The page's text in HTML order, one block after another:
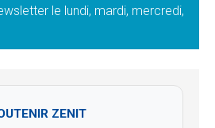
le lundi, mardi, mercredi,
ZENIT